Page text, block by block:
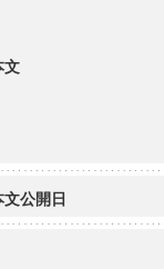
研究科
文
文公開日